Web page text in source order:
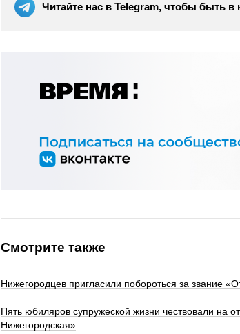
Читайте нас в Telegram, чтобы быть в
Смотрите также
Нижегородцев пригласили побороться за звание
Пять юбиляров супружеской жизни чествовали на
Нижегородская»